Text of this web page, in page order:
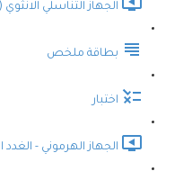
الجهاز التناسلي الانثوي (13:19)
بطاقة ملخص
اختبار
الجهاز الهرموني - الغدد